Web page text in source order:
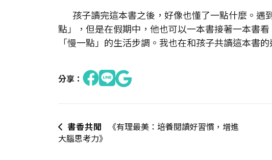
孩子讀完這本書之後，好像也懂了一點什麼。遇
點」，但是在假期中，他也可以一本書接著一本書
「慢一點」的生活步調。我也在和孩子共讀這本書
分享：
書香共聞
《有理最美：培養閱讀好習慣，增進
大腦思考力》